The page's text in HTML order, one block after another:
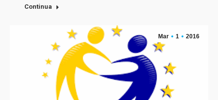
Continua
Mar 1 2016